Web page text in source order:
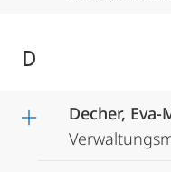
D
Decher, Eva-